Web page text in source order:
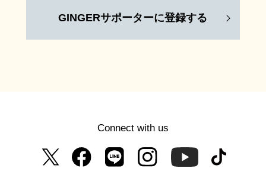
GINGERサポーターに登録する
Connect with us